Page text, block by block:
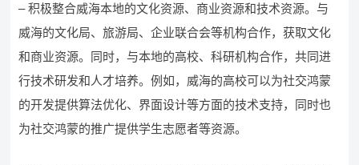
– 积极整合威海本地的文化资源、商业资源和技术资源。与
威海的文化局、旅游局、企业联合会等机构合作，获取文化
和商业资源。同时，与本地的高校、科研机构合作，共同进
行技术研发和人才培养。例如，威海的高校可以为社交鸿蒙
的开发提供算法优化、界面设计等方面的技术支持，同时也
为社交鸿蒙的推广提供学生志愿者等资源。